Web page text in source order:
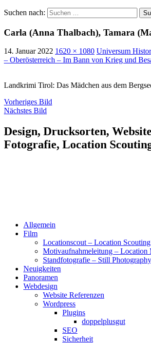
Suchen nach:
Carla (Anna Thalbach), Tamara
14. Januar 2022 1620 × 1080 Universum
– Oberösterreich – Im Bann von Krieg und
Landkrimi Tirol: Das Mädchen aus dem
Vorheriges Bild
Nächstes Bild
Design, Drucksorten,
Fotografie, Location
Allgemein
Film
Locationscout – Location Scouting
Motivaufnahmeleitung – Location
Standfotografie – Still Photography
Neuigkeiten
Panoramen
Webdesign
Website Referenzen
Wordpress
Plugins
doppelplusgut
SEO
Sicherheit